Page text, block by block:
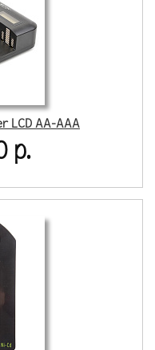
LCD AA-AAA
р.